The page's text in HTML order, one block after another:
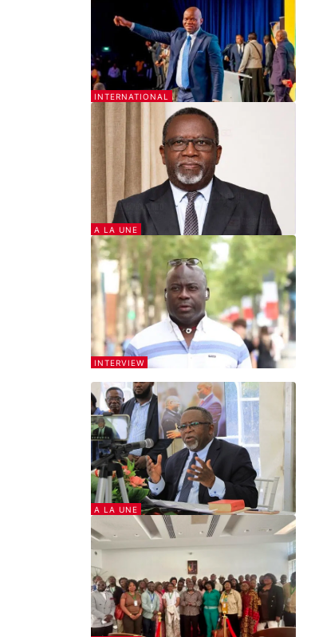
INTERNATIONAL
A LA UNE
INTERVIEW
A LA UNE